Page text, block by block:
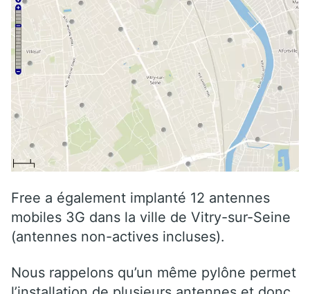
Free a également implanté 12 antennes
mobiles 3G dans la ville de Vitry-sur-Seine
(antennes non-actives incluses).
Nous rappelons qu’un même pylône permet